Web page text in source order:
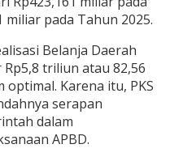
miliar pada Tahun 2025.
Belanja Daerah
triliun atau 82,56
Karena itu, PKS
serapan
dalam
APBD.